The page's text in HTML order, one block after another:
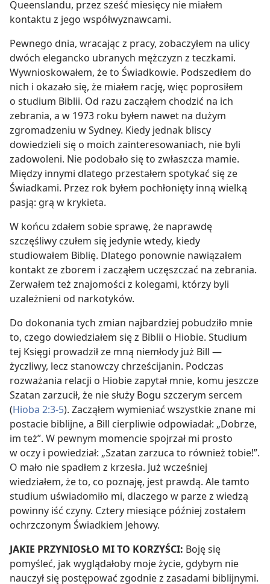
Queenslandu, przez sześć miesięcy nie miałem
kontaktu z jego współwyznawcami.
Pewnego dnia, wracając z pracy, zobaczyłem na ulicy
dwóch elegancko ubranych mężczyzn z teczkami.
Wywnioskowałem, że to Świadkowie. Podszedłem do
nich i okazało się, że miałem rację, więc poprosiłem
o studium Biblii. Od razu zacząłem chodzić na ich
zebrania, a w 1973 roku byłem nawet na dużym
zgromadzeniu w Sydney. Kiedy jednak bliscy
dowiedzieli się o moich zainteresowaniach, nie byli
zadowoleni. Nie podobało się to zwłaszcza mamie.
Między innymi dlatego przestałem spotykać się ze
Świadkami. Przez rok byłem pochłonięty inną wielką
pasją: grą w krykieta.
W końcu zdałem sobie sprawę, że naprawdę
szczęśliwy czułem się jedynie wtedy, kiedy
studiowałem Biblię. Dlatego ponownie nawiązałem
kontakt ze zborem i zacząłem uczęszczać na zebrania.
Zerwałem też znajomości z kolegami, którzy byli
uzależnieni od narkotyków.
Do dokonania tych zmian najbardziej pobudziło mnie
to, czego dowiedziałem się z Biblii o Hiobie. Studium
tej Księgi prowadził ze mną niemłody już Bill —
życzliwy, lecz stanowczy chrześcijanin. Podczas
rozważania relacji o Hiobie zapytał mnie, komu jeszcze
Szatan zarzucił, że nie służy Bogu szczerym sercem
(Hioba 2:3-5). Zacząłem wymieniać wszystkie znane mi
postacie biblijne, a Bill cierpliwie odpowiadał: „Dobrze,
im też”. W pewnym momencie spojrzał mi prosto
w oczy i powiedział: „Szatan zarzuca to również tobie!”.
O mało nie spadłem z krzesła. Już wcześniej
wiedziałem, że to, co poznaję, jest prawdą. Ale tamto
studium uświadomiło mi, dlaczego w parze z wiedzą
powinny iść czyny. Cztery miesiące później zostałem
ochrzczonym Świadkiem Jehowy.
JAKIE PRZYNIOSŁO MI TO KORZYŚCI: Boję się
pomyśleć, jak wyglądałoby moje życie, gdybym nie
nauczył się postępować zgodnie z zasadami biblijnymi.